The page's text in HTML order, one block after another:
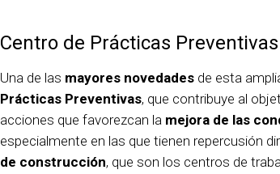
Centro de Prácticas Preventivas
Una de las mayores novedades de esta
Prácticas Preventivas, que contribuye al
acciones que favorezcan la mejora de las
especialmente en las que tienen repercusión
de construcción, que son los centros de